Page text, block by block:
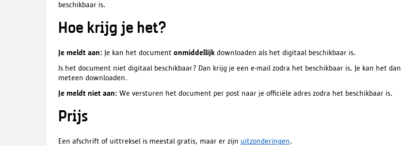
beschikbaar is.
Hoe krijg je het?
Je meldt aan: Je kan het document onmiddellijk downloaden als het digitaal beschikbaar is.
Is het document niet digitaal beschikbaar? Dan krijg je een e-mail zodra het beschikbaar is. Je kan het dan
meteen downloaden.
Je meldt niet aan: We versturen het document per post naar je officiële adres zodra het beschikbaar is.
Prijs
Een afschrift of uittreksel is meestal gratis, maar er zijn uitzonderingen.